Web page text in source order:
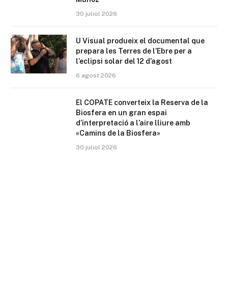
30 juliol 2026
U Visual produeix el documental que
prepara les Terres de l’Ebre per a
l’eclipsi solar del 12 d’agost
6 agost 2026
El COPATE converteix la Reserva de la
Biosfera en un gran espai
d’interpretació a l’aire lliure amb
«Camins de la Biosfera»
30 juliol 2026